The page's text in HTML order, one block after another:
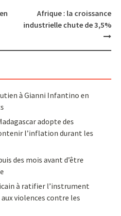
Afrique : la croissance
industrielle chute de 3,5%
à Gianni Infantino en
adopte des
l’inflation durant les
des mois avant d’être
à ratifier l’instrument
violences contre les